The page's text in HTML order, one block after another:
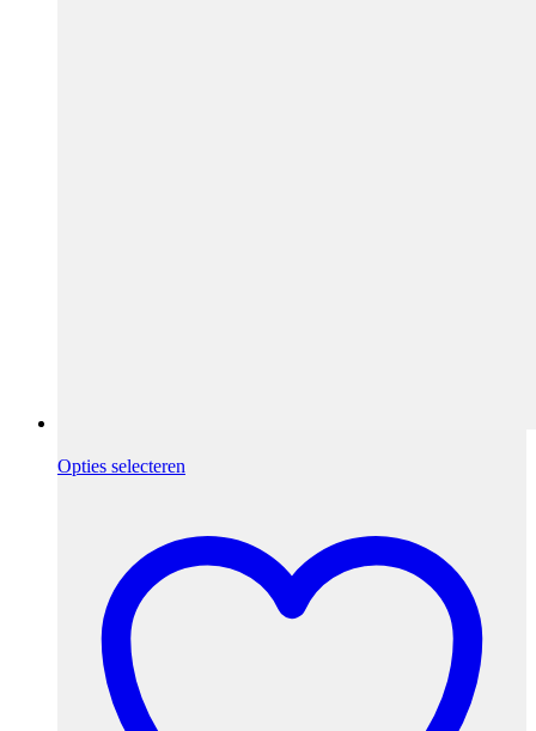
Opties selecteren